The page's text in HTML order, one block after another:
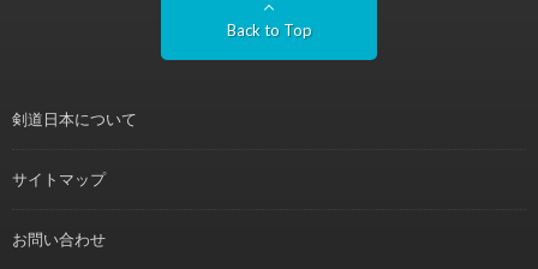
Back to Top
剣道日本について
サイトマップ
お問い合わせ